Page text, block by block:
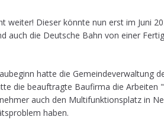
wei­ter! Die­ser könnte nun erst im Juni
auch die Deut­sche Bahn von einer
hatte die Gemein­de­ver­wal­tung
die beauf­tragte Bau­firma die
auch den Mul­ti­funk­ti­ons­platz in
haben.